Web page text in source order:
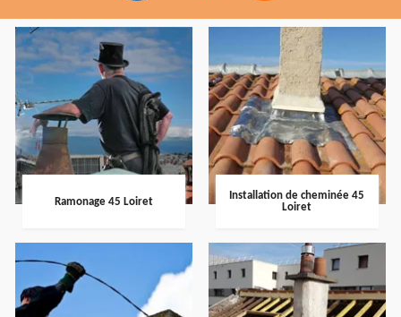
Ramonage 45 Loiret
Installation de cheminée 45
Loiret